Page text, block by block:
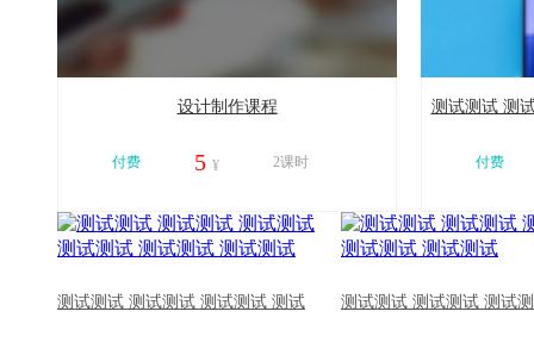
设计制作课程
付费 5 ¥
2课时
测试测试 测
付费
测试测试 测试测试 测试测试 测试 测试测试 测试测试 测试